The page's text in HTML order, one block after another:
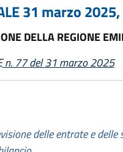
31 marzo
DELLA REGIONE
n. 77 del 31 marzo 2025
delle entrate e delle